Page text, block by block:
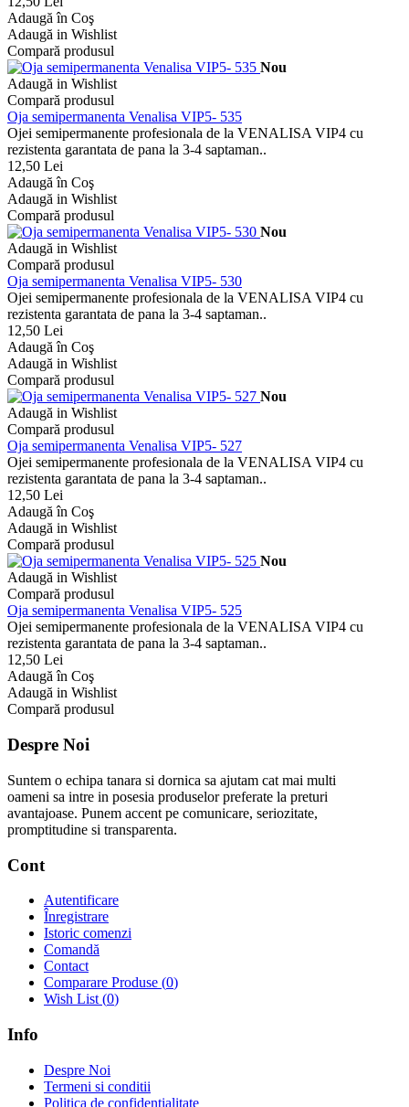
Adaugă în Coş
Adaugă in Wishlist
Compară produsul
Nou
Adaugă in Wishlist
Compară produsul
Oja semipermanenta Venalisa VIP5- 535
Ojei semipermanente profesionala de la VENALISA VIP4 cu
rezistenta garantata de pana la 3-4 saptaman..
12,50 Lei
Adaugă în Coş
Adaugă in Wishlist
Compară produsul
Nou
Adaugă in Wishlist
Compară produsul
Oja semipermanenta Venalisa VIP5- 530
Ojei semipermanente profesionala de la VENALISA VIP4 cu
rezistenta garantata de pana la 3-4 saptaman..
12,50 Lei
Adaugă în Coş
Adaugă in Wishlist
Compară produsul
Nou
Adaugă in Wishlist
Compară produsul
Oja semipermanenta Venalisa VIP5- 527
Ojei semipermanente profesionala de la VENALISA VIP4 cu
rezistenta garantata de pana la 3-4 saptaman..
12,50 Lei
Adaugă în Coş
Adaugă in Wishlist
Compară produsul
Nou
Adaugă in Wishlist
Compară produsul
Oja semipermanenta Venalisa VIP5- 525
Ojei semipermanente profesionala de la VENALISA VIP4 cu
rezistenta garantata de pana la 3-4 saptaman..
12,50 Lei
Adaugă în Coş
Adaugă in Wishlist
Compară produsul
Despre Noi
Suntem o echipa tanara si dornica sa ajutam cat mai multi
oameni sa intre in posesia produselor preferate la preturi
avantajoase. Punem accent pe comunicare, seriozitate,
promptitudine si transparenta.
Cont
Autentificare
Înregistrare
Istoric comenzi
Comandă
Contact
Comparare Produse (0)
Wish List (0)
Info
Despre Noi
Termeni si conditii
Politica de confidentialitate